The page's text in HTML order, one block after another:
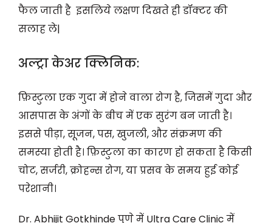
फैल जाती है इसलिये लक्षण दिखते ही डॉक्टर की
सलाह ले|
अल्ट्रा केअर क्लिनिक:
फ़िस्टुला एक गुदा में होने वाला रोग है, जिसमें गुदा और
आसपास के अंगों के बीच में एक सुरंग बन जाती है।
इससे पीड़ा, सूजन, पस, खुजली, और संक्रमण की
समस्या होती है। फ़िस्टुला का कारण हो सकता है किसी
चोट, सर्जरी, क्रोहन्स रोग, या प्रसव के समय हुई कोई
परेशानी।
Dr. Abhijit Gotkhinde पुणे में Ultra Care Clinic में